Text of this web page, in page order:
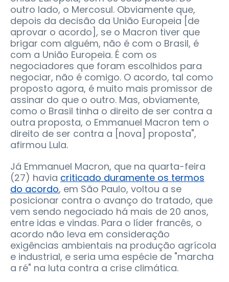
outro lado, o Mercosul. Obviamente que,
depois da decisão da União Europeia [de
aprovar o acordo], se o Macron tiver que
brigar com alguém, não é com o Brasil, é
com a União Europeia. É com os
negociadores que foram escolhidos para
negociar, não é comigo. O acordo, tal como
proposto agora, é muito mais promissor de
assinar do que o outro. Mas, obviamente,
como o Brasil tinha o direito de ser contra a
outra proposta, o Emmanuel Macron tem o
direito de ser contra a [nova] proposta",
afirmou Lula.
Já Emmanuel Macron, que na quarta-feira
(27) havia criticado duramente os termos
do acordo, em São Paulo, voltou a se
posicionar contra o avanço do tratado, que
vem sendo negociado há mais de 20 anos,
entre idas e vindas. Para o líder francês, o
acordo não leva em consideração
exigências ambientais na produção agrícola
e industrial, e seria uma espécie de "marcha
a ré" na luta contra a crise climática.